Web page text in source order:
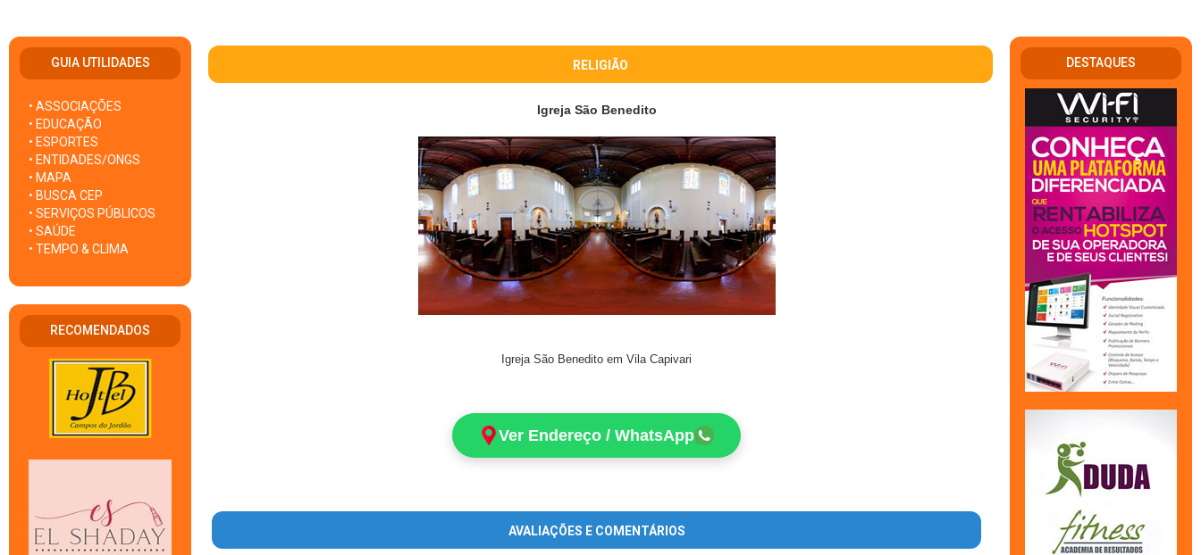
GUIA UTILIDADES
• ASSOCIAÇÕES
• EDUCAÇÃO
• ESPORTES
• ENTIDADES/ONGS
• MAPA
• BUSCA CEP
• SERVIÇOS PÚBLICOS
• SAÚDE
• TEMPO & CLIMA
RECOMENDADOS
RELIGIÃO
Igreja São Benedito
Igreja São Benedito em Vila Capivari
Ver Endereço / WhatsApp
AVALIAÇÕES E COMENTÁRIOS
DESTAQUES